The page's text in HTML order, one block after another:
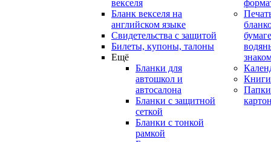
векселя
Бланк векселя на
английском языке
Свидетельства с защитой
Билеты, купоны, талоны
Ещё
Бланки для
автошкол и
автосалона
Бланки с защитной
сеткой
Бланки с тонкой
рамкой
Книги
Папки